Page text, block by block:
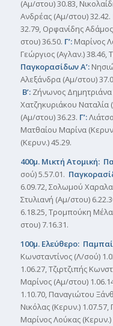
(Αμ/στου) 30.83,
Ανδρέας (Αμ/στου) 32.42.
32.79, Ορφανίδης
στου) 36.50. Γ’: Μαρίνος
Γεώργιος (Αγλαν.)
Παγκορασίδων Α’:
Αλεξάνδρα (Αμ/στου)
Β’: Ζήνωνος Δημητριάνα
Χατζηκυριάκου Ναταλία
(Αμ/στου) 36.23. Γ’:
Ματθαίου Μαρίνα
(Κερυν.) 45.29.
400μ. Μικτή Ατομική:
σού) 5.57.01.
6.09.72, Σολωμού
Στυλιανή (Αμ/στου)
6.18.25, Τρομπούκη
στου) 7.16.31.
100μ. Ελεύθερο:
Κωνσταντίνος (Λ/σού)
1.06.27, Τζιρτζιπής
Μαρίνος (Αμ/στου)
1.10.70, Παναγιώτου
Νικόλας (Κερυν.)
Μαρίνος Λούκας (Κερυν.)